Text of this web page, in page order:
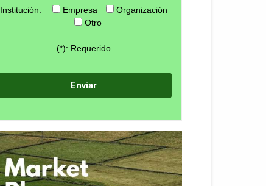
Institución: Empresa
Organización
Otro
(*): Requerido